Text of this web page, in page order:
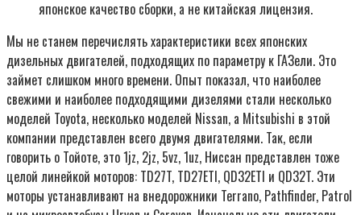
японское качество сборки, а не китайская лицензия.
Мы не станем перечислять характеристики всех японских
дизельных двигателей, подходящих по параметру к ГАЗели. Это
займет слишком много времени. Опыт показал, что наиболее
свежими и наиболее подходящими дизелями стали несколько
моделей Toyota, несколько моделей Nissan, a Mitsubishi в этой
компании представлен всего двумя двигателями. Так, если
говорить о Тойоте, это 1jz, 2jz, 5vz, 1uz, Ниссан представлен тоже
целой линейкой моторов: TD27T, TD27ETI, QD32ETI и QD32T. Эти
моторы устанавливают на внедорожники Terrano, Pathfinder, Patrol